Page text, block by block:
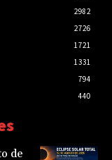
2982
2726
1721
1331
794
440
de